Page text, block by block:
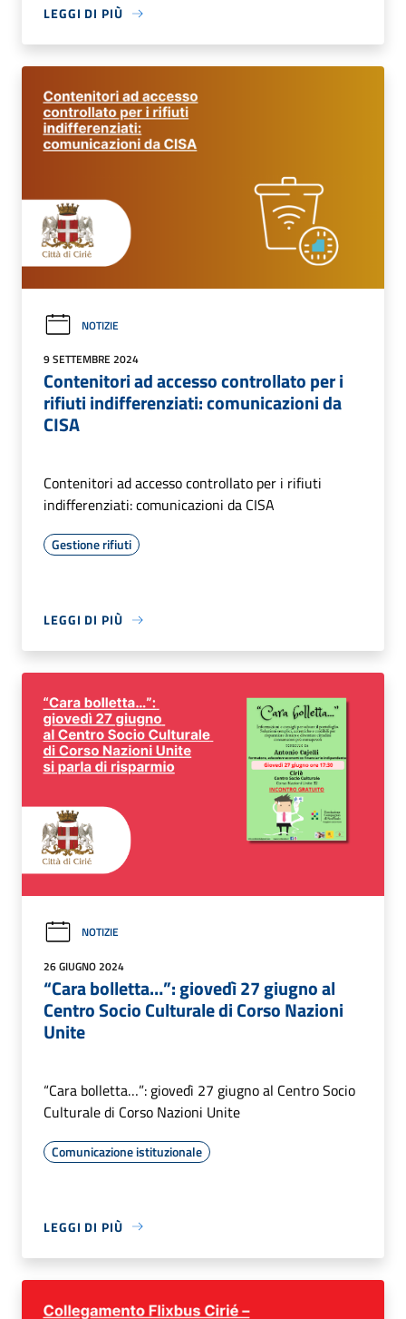
LEGGI DI PIÙ
NOTIZIE
9 SETTEMBRE 2024
Contenitori ad accesso controllato per i
rifiuti indifferenziati: comunicazioni da
CISA
Contenitori ad accesso controllato per i rifiuti
indifferenziati: comunicazioni da CISA
Gestione rifiuti
LEGGI DI PIÙ
NOTIZIE
26 GIUGNO 2024
“Cara bolletta…”: giovedì 27 giugno al
Centro Socio Culturale di Corso Nazioni
Unite
“Cara bolletta…”: giovedì 27 giugno al Centro Socio
Culturale di Corso Nazioni Unite
Comunicazione istituzionale
LEGGI DI PIÙ